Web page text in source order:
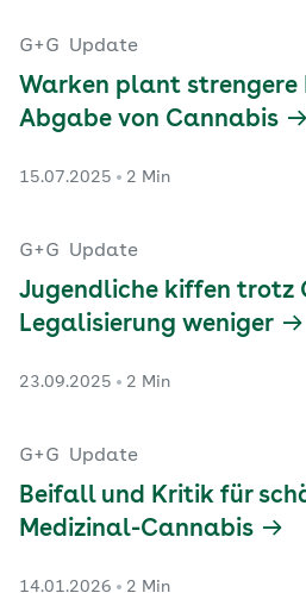
G+G Update
Warken plant strengere
Abgabe von Cannabis
15.07.2025 2 Min
G+G Update
Jugendliche kiffen trotz
Legalisierung weniger
23.09.2025 2 Min
G+G Update
Beifall und Kritik für
Medizinal-Cannabis
14.01.2026 2 Min